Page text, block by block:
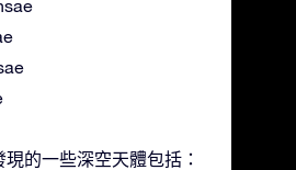
的一些深空天體包括：